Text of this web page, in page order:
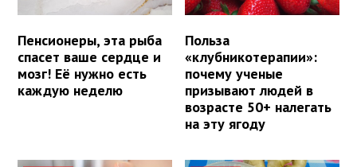
Пенсионеры, эта рыба
спасет ваше сердце и
мозг! Её нужно есть
каждую неделю
Польза
«клубникотерапии»:
почему ученые
призывают людей в
возрасте 50+ налегать
на эту ягоду